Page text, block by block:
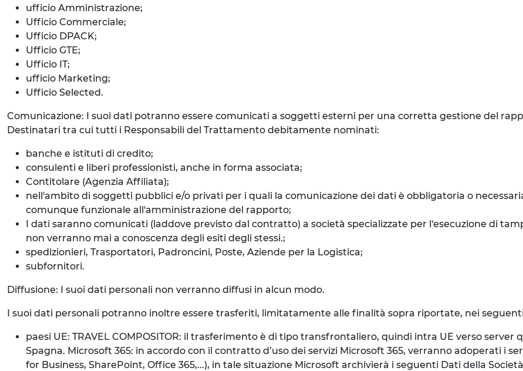
ufficio Amministrazione;
Ufficio Commerciale;
Ufficio DPACK;
Ufficio GTE;
Ufficio IT;
ufficio Marketing;
Ufficio Selected.
Comunicazione: I suoi dati potranno essere comunicati a soggetti esterni per una corretta gestione del
Destinatari tra cui tutti i Responsabili del Trattamento debitamente nominati:
banche e istituti di credito;
consulenti e liberi professionisti, anche in forma associata;
Contitolare (Agenzia Affiliata);
nell'ambito di soggetti pubblici e/o privati per i quali la comunicazione dei dati è obbligatoria o
comunque funzionale all'amministrazione del rapporto;
I dati saranno comunicati (laddove previsto dal contratto) a società specializzate per l'esecuzione di
non verranno mai a conoscenza degli esiti degli stessi.;
spedizionieri, Trasportatori, Padroncini, Poste, Aziende per la Logistica;
subfornitori.
Diffusione: I suoi dati personali non verranno diffusi in alcun modo.
I suoi dati personali potranno inoltre essere trasferiti, limitatamente alle finalità sopra riportate, nei
paesi UE: TRAVEL COMPOSITOR: il trasferimento è di tipo transfrontaliero, quindi intra UE verso
Spagna. Microsoft 365: in accordo con il contratto d’uso dei servizi Microsoft 365, verranno adoperati i
for Business, SharePoint, Office 365,...), in tale situazione Microsoft archivierà i seguenti Dati della